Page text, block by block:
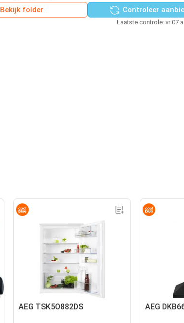
Bekijk folder
Controleer
Laatste controle: vr 07
AEG TSK5O882DS AEG